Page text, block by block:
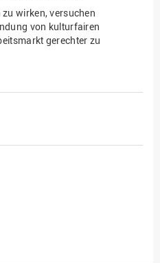
wirken, versuchen
von kulturfairen
gerechter zu